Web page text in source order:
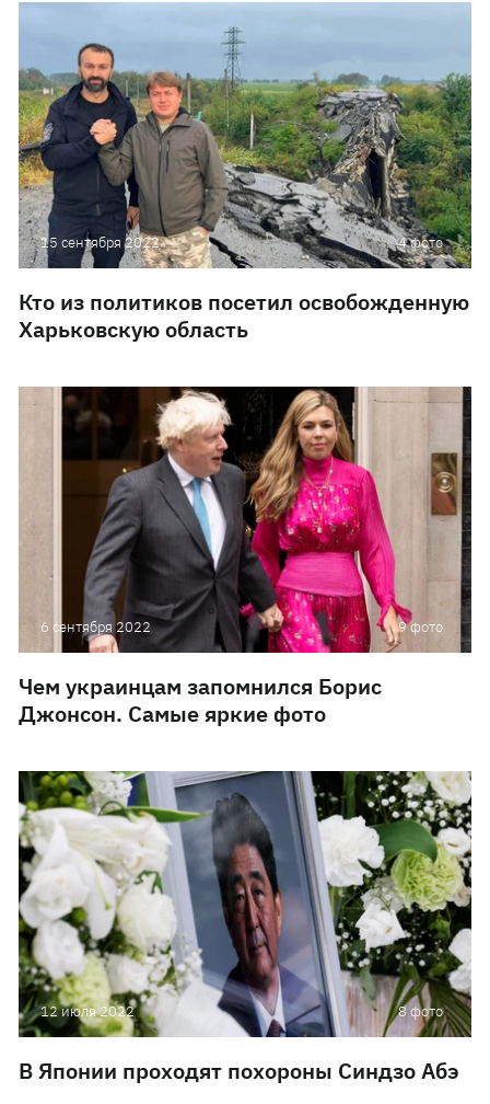
15 сентября 2022 4 фото
Кто из политиков посетил освобожденную
Харьковскую область
6 сентября 2022 9 фото
Чем украинцам запомнился Борис
Джонсон. Самые яркие фото
12 июля 2022 8 фото
В Японии проходят похороны Синдзо Абэ